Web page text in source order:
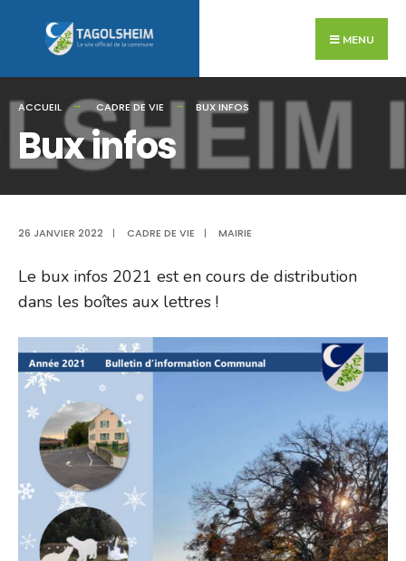
MENU
ACCUEIL CADRE DE VIE BUX INFOS
Bux infos
26 JANVIER 2022 | CADRE DE VIE | MAIRIE
Le bux infos 2021 est en cours de distribution
dans les boîtes aux lettres !
for: